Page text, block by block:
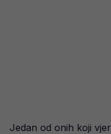
Jedan od onih koji